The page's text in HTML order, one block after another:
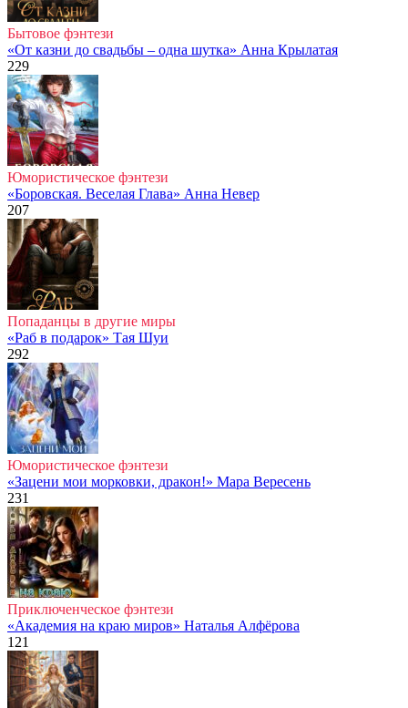
Бытовое фэнтези
«От казни до свадьбы – одна шутка» Анна Крылатая
229
Юмористическое фэнтези
«Боровская. Веселая Глава» Анна Невер
207
Попаданцы в другие миры
«Раб в подарок» Тая Шуи
292
Юмористическое фэнтези
«Зацени мои морковки, дракон!» Мара Вересень
231
Приключенческое фэнтези
«Академия на краю миров» Наталья Алфёрова
121